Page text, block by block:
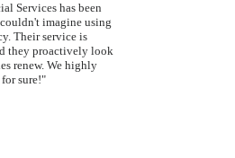
Services has been
imagine using
Their service is
they proactively look
renew. We highly
sure!"